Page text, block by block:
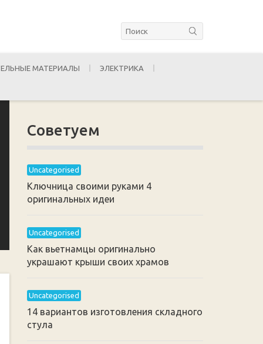
МАТЕРИАЛЫ ЭЛЕКТРИКА
Советуем
Uncategorised
Ключница своими руками 4
оригинальных идеи
Uncategorised
Как вьетнамцы оригинально
украшают крыши своих храмов
Uncategorised
14 вариантов изготовления складного
стула